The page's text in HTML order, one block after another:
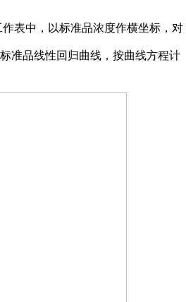
作表中，以标准品浓度作横坐标，对
准品线性回归曲线，按曲线方程计